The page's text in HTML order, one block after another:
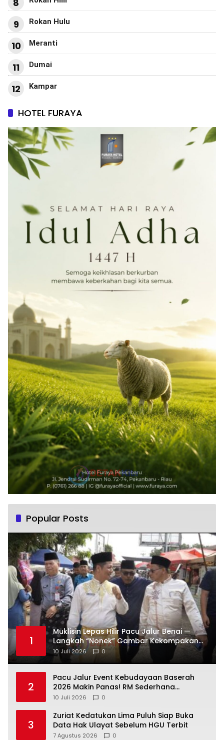
8
9 Rokan Hulu
10 Meranti
11 Dumai
12 Kampar
HOTEL FURAYA
Popular Posts
1
Muklisin Lepas Hilir Pacu Jalur Benai —
Langkah “Nonek” Gambar Kekompakan
Pemimpin Kuansing Jadi Simbol Kuat
Lestarikan Budaya
10 Juli 2026 0
2
Pacu Jalur Event Kebudayaan Baserah
2026 Makin Panas! RM Sederhana
Hadiahkan Kerbau untuk Sang Jawara
10 Juli 2026 0
3
Zuriat Kedatukan Lima Puluh Siap Buka
Data Hak Ulayat Sebelum HGU Terbit
7 Agustus 2026 0